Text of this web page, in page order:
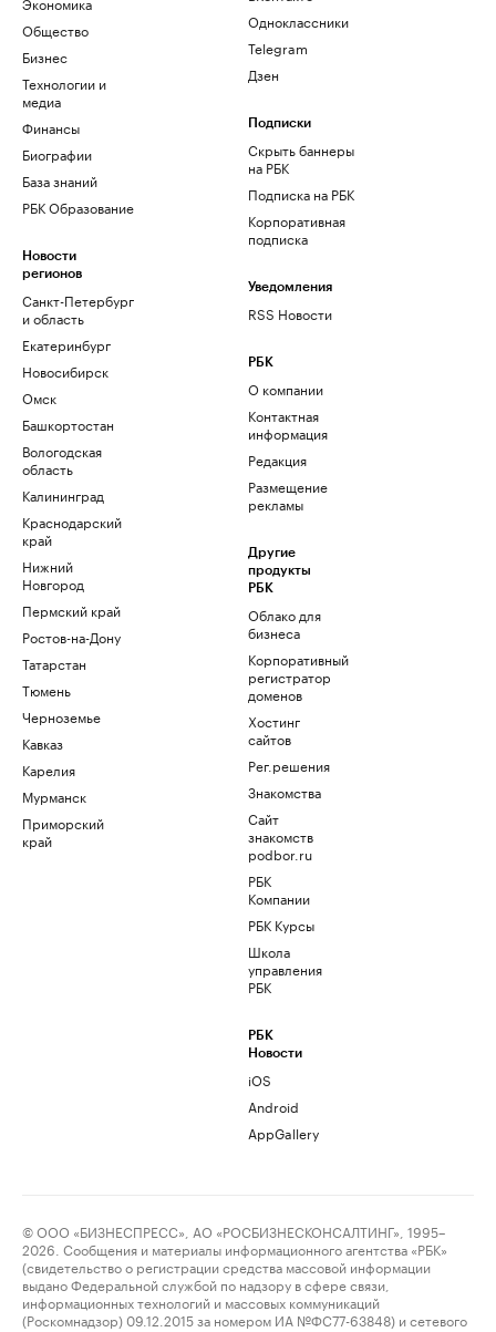
Общество
Бизнес
Технологии и
медиа
Финансы
Биографии
База знаний
РБК Образование
Новости
регионов
Санкт-Петербург
и область
Екатеринбург
Новосибирск
Омск
Башкортостан
Вологодская
область
Калининград
Краснодарский
край
Нижний
Новгород
Пермский край
Ростов-на-Дону
Татарстан
Тюмень
Черноземье
Кавказ
Карелия
Мурманск
Приморский
край
Одноклассники
Telegram
Дзен
Подписки
Скрыть баннеры
на РБК
Подписка на РБК
Корпоративная
подписка
Уведомления
RSS Новости
РБК
О компании
Контактная
информация
Редакция
Размещение
рекламы
Другие
продукты
РБК
Облако для
бизнеса
Корпоративный
регистратор
доменов
Хостинг
сайтов
Рег.решения
Знакомства
Сайт
знакомств
podbor.ru
РБК
Компании
РБК Курсы
Школа
управления
РБК
РБК
Новости
iOS
Android
AppGallery
© ООО «БИЗНЕСПРЕСС», АО «РОСБИЗНЕСКОНСАЛТИНГ», 1995–
2026. Сообщения и материалы информационного агентства «РБК»
(свидетельство о регистрации средства массовой информации
выдано Федеральной службой по надзору в сфере связи,
информационных технологий и массовых коммуникаций
(Роскомнадзор) 09.12.2015 за номером ИА №ФС77-63848) и сетевого